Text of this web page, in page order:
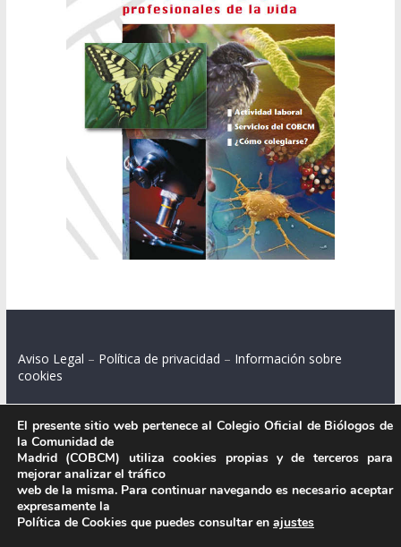
Aviso Legal – Política de privacidad – Información sobre
cookies
Colegio Oficial de Biólogos de la Comunidad de Madrid.
C/ Santa Engracia 108, 2º int.izq. 28003 Madrid.
El presente sitio web pertenece al Colegio Oficial de Biólogos de
la Comunidad de
Madrid (COBCM) utiliza cookies propias y de terceros para
mejorar analizar el tráfico
web de la misma. Para continuar navegando es necesario aceptar
expresamente la
Política de Cookies que puedes consultar en ajustes